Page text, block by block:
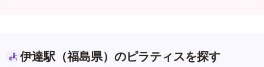
伊達駅（福島県）のピラティスを探す